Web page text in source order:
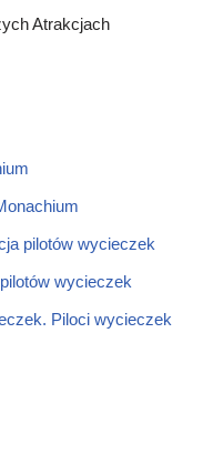
Atrakcjach
pilotów wycieczek
wycieczek
Piloci wycieczek